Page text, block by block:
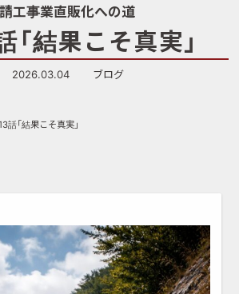
工事業直販化への道
結果こそ真実」
2026.03.04 ブログ
話「結果こそ真実」